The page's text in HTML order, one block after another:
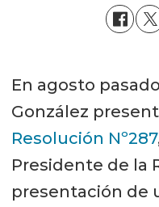
En agosto
González
Resolución Nº287
Presidente de la
presentación de